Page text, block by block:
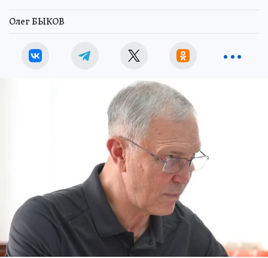
Олег БЫКОВ